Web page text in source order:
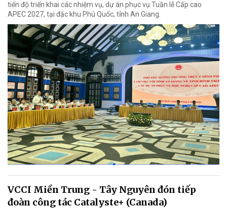
tiến độ triển khai các nhiệm vụ, dự án phục vụ Tuần lễ Cấp cao
APEC 2027, tại đặc khu Phú Quốc, tỉnh An Giang.
VCCI Miền Trung - Tây Nguyên đón tiếp
đoàn công tác Catalyste+ (Canada)